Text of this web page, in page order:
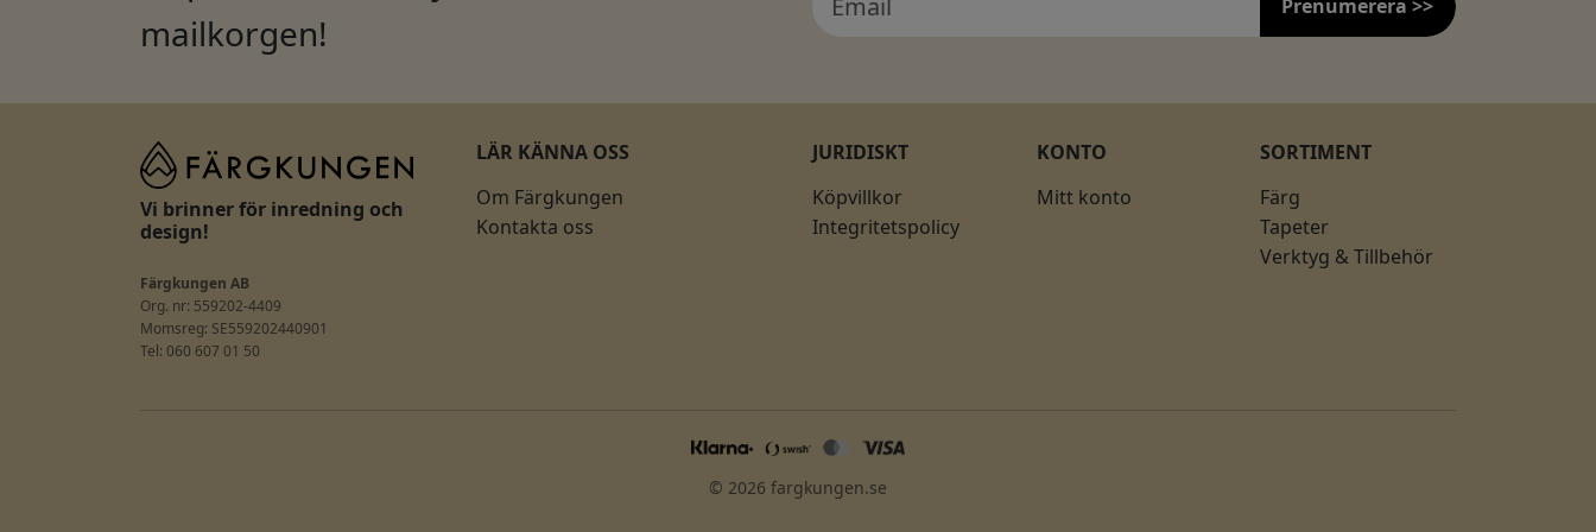
mailkorgen!
Prenumerera >>
Vi brinner för inredning och
design!
Färgkungen AB
Org. nr: 559202-4409
Momsreg: SE559202440901
Tel: 060 607 01 50
LÄR KÄNNA OSS
Om Färgkungen
Kontakta oss
JURIDISKT
Köpvillkor
Integritetspolicy
KONTO
Mitt konto
SORTIMENT
Färg
Tapeter
Verktyg & Tillbehör
© 2026 fargkungen.se